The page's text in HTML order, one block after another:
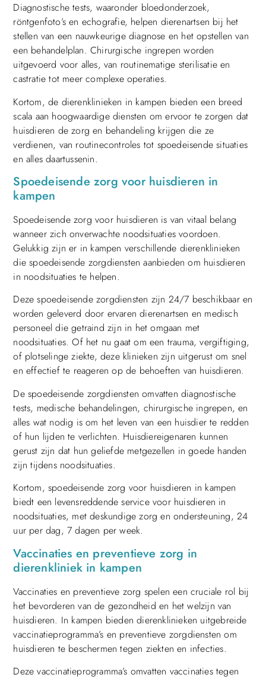
Diagnostische tests, waaronder bloedonderzoek,
röntgenfoto’s en echografie, helpen dierenartsen bij het
stellen van een nauwkeurige diagnose en het opstellen van
een behandelplan. Chirurgische ingrepen worden
uitgevoerd voor alles, van routinematige sterilisatie en
castratie tot meer complexe operaties.
Kortom, de dierenklinieken in kampen bieden een breed
scala aan hoogwaardige diensten om ervoor te zorgen dat
huisdieren de zorg en behandeling krijgen die ze
verdienen, van routinecontroles tot spoedeisende situaties
en alles daartussenin.
Spoedeisende zorg voor huisdieren in
kampen
Spoedeisende zorg voor huisdieren is van vitaal belang
wanneer zich onverwachte noodsituaties voordoen.
Gelukkig zijn er in kampen verschillende dierenklinieken
die spoedeisende zorgdiensten aanbieden om huisdieren
in noodsituaties te helpen.
Deze spoedeisende zorgdiensten zijn 24/7 beschikbaar en
worden geleverd door ervaren dierenartsen en medisch
personeel die getraind zijn in het omgaan met
noodsituaties. Of het nu gaat om een trauma, vergiftiging,
of plotselinge ziekte, deze klinieken zijn uitgerust om snel
en effectief te reageren op de behoeften van huisdieren.
De spoedeisende zorgdiensten omvatten diagnostische
tests, medische behandelingen, chirurgische ingrepen, en
alles wat nodig is om het leven van een huisdier te redden
of hun lijden te verlichten. Huisdiereigenaren kunnen
gerust zijn dat hun geliefde metgezellen in goede handen
zijn tijdens noodsituaties.
Kortom, spoedeisende zorg voor huisdieren in kampen
biedt een levensreddende service voor huisdieren in
noodsituaties, met deskundige zorg en ondersteuning, 24
uur per dag, 7 dagen per week.
Vaccinaties en preventieve zorg in
dierenkliniek in kampen
Vaccinaties en preventieve zorg spelen een cruciale rol bij
het bevorderen van de gezondheid en het welzijn van
huisdieren. In kampen bieden dierenklinieken uitgebreide
vaccinatieprogramma’s en preventieve zorgdiensten om
huisdieren te beschermen tegen ziekten en infecties.
Deze vaccinatieprogramma’s omvatten vaccinaties tegen